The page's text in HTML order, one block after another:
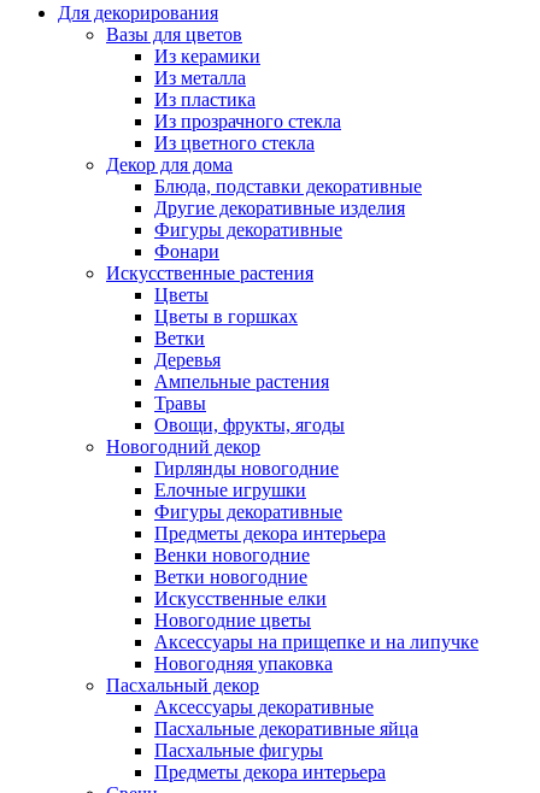
Для декорирования
Вазы для цветов
Из керамики
Из металла
Из пластика
Из прозрачного стекла
Из цветного стекла
Декор для дома
Блюда, подставки декоративные
Другие декоративные изделия
Фигуры декоративные
Фонари
Искусственные растения
Цветы
Цветы в горшках
Ветки
Деревья
Ампельные растения
Травы
Овощи, фрукты, ягоды
Новогодний декор
Гирлянды новогодние
Елочные игрушки
Фигуры декоративные
Предметы декора интерьера
Венки новогодние
Ветки новогодние
Искусственные елки
Новогодние цветы
Аксессуары на прищепке и на липучке
Новогодняя упаковка
Пасхальный декор
Аксессуары декоративные
Пасхальные декоративные яйца
Пасхальные фигуры
Предметы декора интерьера